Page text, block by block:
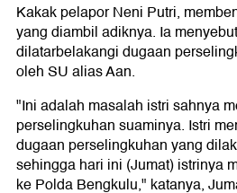
Kakak pelapor Neni Putri,
yang diambil adiknya. Ia
dilatarbelakangi dugaan
oleh SU alias Aan.
"Ini adalah masalah istri sahnya
perselingkuhan suaminya. Istri
dugaan perselingkuhan yang
sehingga hari ini (Jumat) istrinya
ke Polda Bengkulu," katanya,